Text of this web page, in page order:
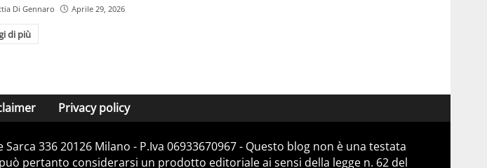
Di Gennaro Aprile 29, 2026
di più
Privacy policy
336 20126 Milano - P.Iva 06933670967 - Questo blog non è una testata
pertanto considerarsi un prodotto editoriale ai sensi della legge n. 62 del